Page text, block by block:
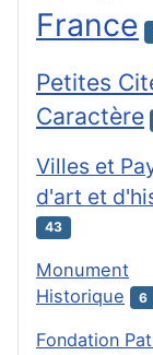
France
Petites
Caractère
Villes et
d'art et
43
Monument
Historique
6
Fondation